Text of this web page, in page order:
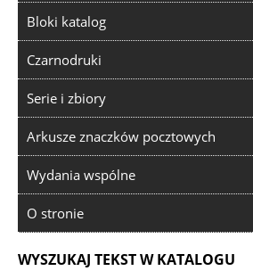
Bloki katalog
Czarnodruki
Serie i zbiory
Arkusze znaczków pocztowych
Wydania wspólne
O stronie
WYSZUKAJ TEKST W KATALOGU